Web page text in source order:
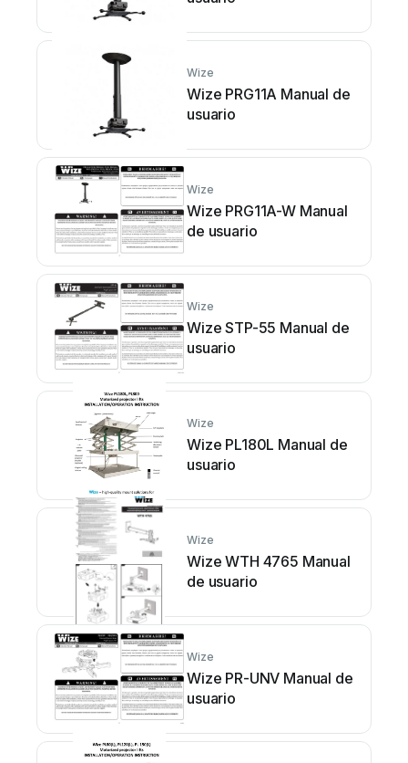
Wize
Wize PRG11A Manual de
usuario
Wize
Wize PRG11A-W Manual
de usuario
Wize
Wize STP-55 Manual de
usuario
Wize
Wize PL180L Manual de
usuario
Wize
Wize WTH 4765 Manual
de usuario
Wize
Wize PR-UNV Manual de
usuario